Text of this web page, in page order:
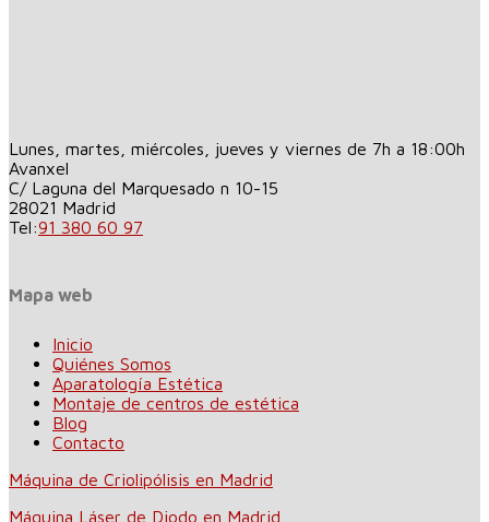
Lunes, martes, miércoles, jueves y viernes de 7h a 18:00h
Avanxel
C/ Laguna del Marquesado n 10-15
28021 Madrid
Tel:91 380 60 97
Mapa web
Inicio
Quiénes Somos
Aparatología Estética
Montaje de centros de estética
Blog
Contacto
Máquina de Criolipólisis en Madrid
Máquina Láser de Diodo en Madrid